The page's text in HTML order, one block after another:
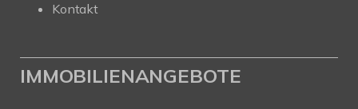
Kontakt
IMMOBILIENANGEBOTE